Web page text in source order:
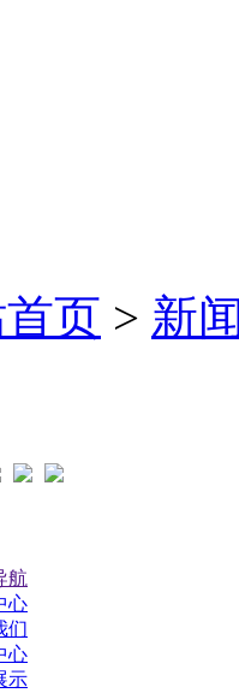
页 > 新
航
心
们
心
示